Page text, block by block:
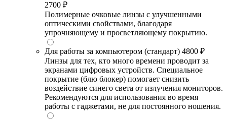
2700 ₽
Полимерные очковые линзы с улучшенными
оптическими свойствами, благодаря
упрочняющему и просветляющему покрытию.
Для работы за компьютером (стандарт) 4800 ₽
Линзы для тех, кто много времени проводит за
экранами цифровых устройств. Специальное
покрытие (блю блокер) помогает снизить
воздействие синего света от излучения мониторов.
Рекомендуются для использования во время
работы с гаджетами, не для постоянного ношения.